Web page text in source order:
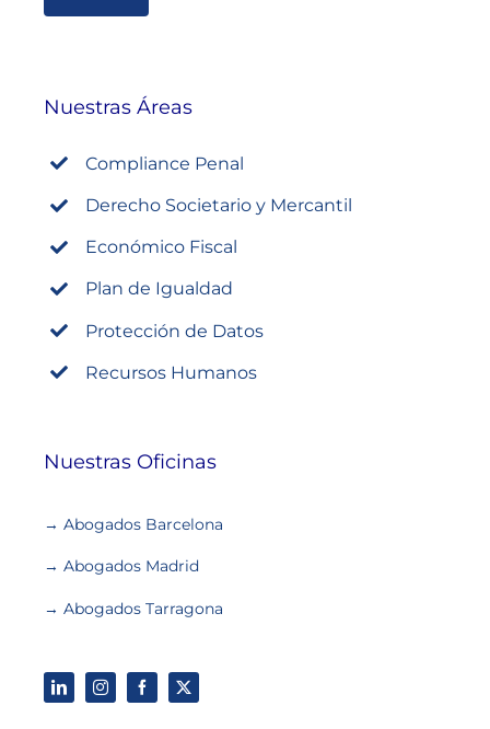
Nuestras Áreas
Compliance Penal
Derecho Societario y Mercantil
Económico Fiscal
Plan de Igualdad
Protección de Datos
Recursos Humanos
Nuestras Oficinas
→ Abogados Barcelona
→ Abogados Madrid
→ Abogados Tarragona